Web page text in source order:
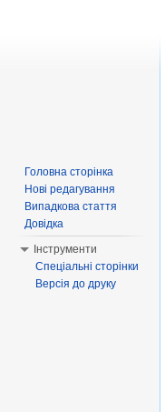
Головна сторінка
Нові редагування
Випадкова стаття
Довідка
Інструменти
Спеціальні сторінки
Версія до друку